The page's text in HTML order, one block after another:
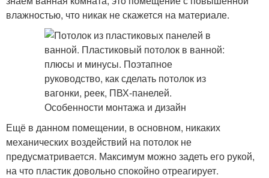
влажностью, что никак не скажется на материале.
Ещё в данном помещении, в основном, никаких
механических воздействий на потолок не
предусматривается. Максимум можно задеть его рукой,
на что пластик довольно спокойно отреагирует.